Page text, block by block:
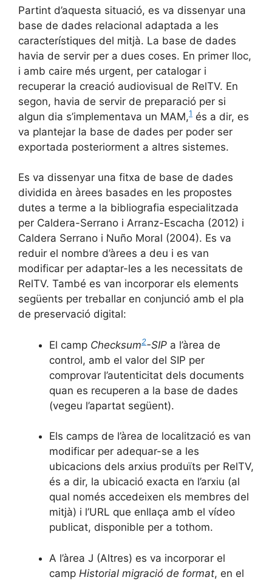
Partint d’aquesta situació, es va dissenyar una
base de dades relacional adaptada a les
característiques del mitjà. La base de dades
havia de servir per a dues coses. En primer lloc,
i amb caire més urgent, per catalogar i
recuperar la creació audiovisual de RelTV. En
segon, havia de servir de preparació per si
algun dia s’implementava un MAM,1 és a dir, es
va plantejar la base de dades per poder ser
exportada posteriorment a altres sistemes.
Es va dissenyar una fitxa de base de dades
dividida en àrees basades en les propostes
dutes a terme a la bibliografia especialitzada
per Caldera-Serrano i Arranz-Escacha (2012) i
Caldera Serrano i Nuño Moral (2004). Es va
reduir el nombre d’àrees a deu i es van
modificar per adaptar-les a les necessitats de
RelTV. També es van incorporar els elements
següents per treballar en conjunció amb el pla
de preservació digital:
El camp Checksum2-SIP a l’àrea de
control, amb el valor del SIP per
comprovar l’autenticitat dels documents
quan es recuperen a la base de dades
(vegeu l’apartat següent).
Els camps de l’àrea de localització es van
modificar per adequar-se a les
ubicacions dels arxius produïts per RelTV,
és a dir, la ubicació exacta en l’arxiu (al
qual només accedeixen els membres del
mitjà) i l’URL que enllaça amb el vídeo
publicat, disponible per a tothom.
A l’àrea J (Altres) es va incorporar el
camp Historial migració de format, en el